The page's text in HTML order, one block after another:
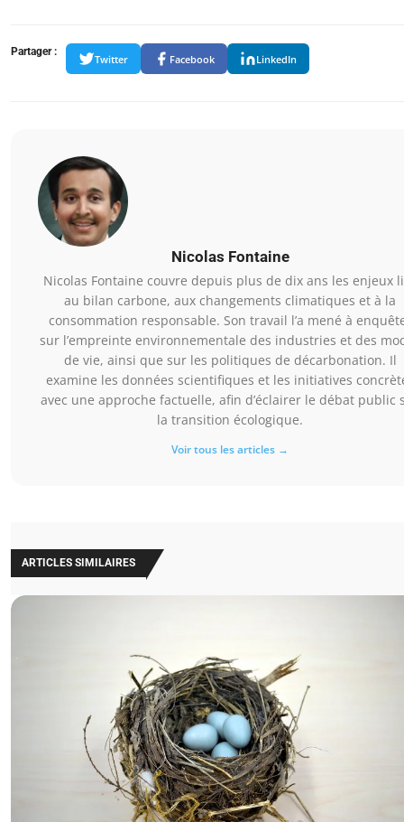
Partager :
Twitter Facebook LinkedIn
Nicolas Fontaine
Nicolas Fontaine couvre depuis plus de dix ans les enjeux
au bilan carbone, aux changements climatiques et à la
consommation responsable. Son travail l’a mené à
sur l’empreinte environnementale des industries et des
de vie, ainsi que sur les politiques de décarbonation. Il
examine les données scientifiques et les initiatives
avec une approche factuelle, afin d’éclairer le débat public
la transition écologique.
Voir tous les articles →
ARTICLES SIMILAIRES